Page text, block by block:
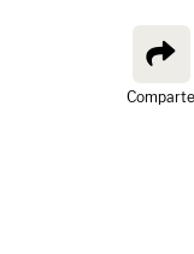
Comparte